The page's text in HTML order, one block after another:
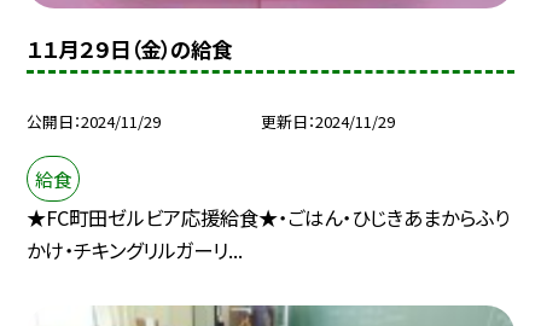
１１月２９日（金）の給食
公開日 2024/11/29 更新日 2024/11/29
給食
★FC町田ゼルビア応援給食★・ごはん・ひじきあまからふり
かけ・チキングリルガーリ...